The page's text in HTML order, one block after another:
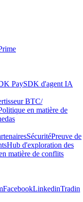
PaySDK d'agent IA
BTC/
en matière de
SécuritéPreuve de
Hub d'exploration des
matière de conflits
FacebookLinkedinTradin